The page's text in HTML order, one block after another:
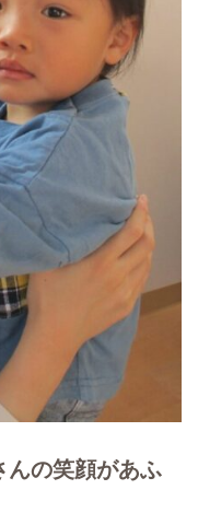
んの笑顔があふ